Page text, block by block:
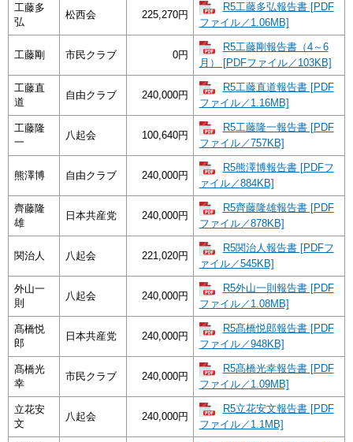
工藤多
弘
松西会 225,270円
R5工藤多弘報告書 [PDF
ファイル／1.06MB]
工藤剛 市民クラブ 0円
R5工藤剛報告書（4～6
月） [PDFファイル／103KB]
工藤直
道
自由クラブ 240,000円
R5工藤直道報告書 [PDF
ファイル／1.16MB]
工藤隆
一
八起会 100,640円
R5工藤隆一報告書 [PDF
ファイル／757KB]
熊澤博 自由クラブ 240,000円
R5熊澤博報告書 [PDFフ
ァイル／884KB]
齊藤隆
雄
日本共産党 240,000円
R5齊藤隆雄報告書 [PDF
ファイル／878KB]
関治人 八起会 221,020円
R5関治人報告書 [PDFフ
ァイル／545KB]
外山一
則
八起会 240,000円
R5外山一則報告書 [PDF
ファイル／1.08MB]
髙橋悦
郎
日本共産党 240,000円
R5髙橋悦郎報告書 [PDF
ファイル／948KB]
髙橋光
幸
市民クラブ 240,000円
R5髙橋光幸報告書 [PDF
ファイル／1.09MB]
立花安
文
八起会 240,000円
R5立花安文報告書 [PDF
ファイル／1.1MB]